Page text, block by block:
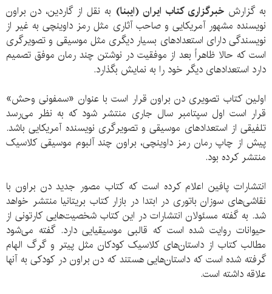
به گزارشخبرگزاری کتاب ایران (ایبنا) به نقل از گاردین، دن براون
نویسنده مشهور آمریکایی و صاحب آثاری مثل رمز داوینچی به غیر از
نویسندگی دارای استعدادهای بسیار دیگری مثل موسیقی و تصویرگری
است که حالا ظاهراً بعد از موفقیت در نوشتن چند رمان موفق تصمیم
دارد استعدادهای دیگر خود را به نمایش بگذارد.
اولین کتاب تصویری دن براون قرار است با عنوان «سمفونی وحش»
قرار است اول سپتامبر سال جاری منتشر شود که به نظر می‌رسد
تلفیقی از استعدادهای موسیقی و تصویرگری نویسنده آمریکایی باشد.
پیش از چاپ رمان رمز داوینچی، براون چند آلبوم موسیقی کلاسیک
منتشر کرده بود.
انتشارات پافین اعلام کرده است که کتاب مصور جدید دن براون با
نقاشی‌های سوزان باتوری در ابتدا در بازار کتاب بریتانیا منتشر خواهد
شد. به گفته مسئولان انتشارات در این کتاب شخصیت‌هایی کارتونی از
حیوانات روایت شده است که قالبی موسیقیایی دارد. گفته می‌شود
مطالب کتاب از داستان‌های کلاسیک کودکان مثل پیتر و گرگ الهام
گرفته شده است که داستان‌هایی هستند که دن براون در کودکی به آنها
علاقه داشته است.